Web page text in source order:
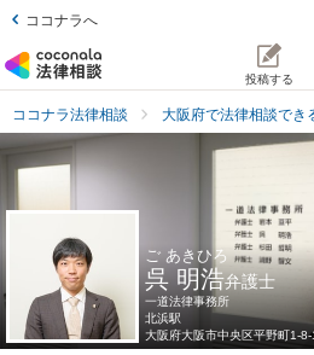
ココナラへ
投稿する
ココナラ法律相談 大阪府で法律相談でき
ご あきひろ
呉 明浩弁護士
一道法律事務所
北浜駅
大阪府大阪市中央区平野町1-